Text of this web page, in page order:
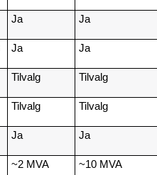
Ja Ja
Ja Ja
Tilvalg Tilvalg
Tilvalg Tilvalg
Ja Ja
~2 MVA ~10 MVA